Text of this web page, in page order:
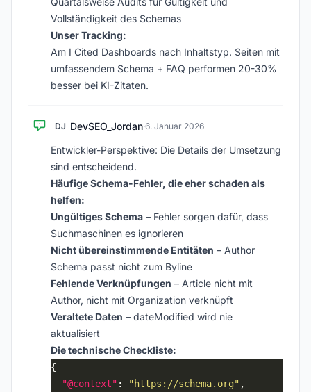
Vollständigkeit des Schemas
Unser Tracking:
Am I Cited Dashboards nach Inhaltstyp. Seiten mit
umfassendem Schema + FAQ performen 20-30%
besser bei KI-Zitaten.
DJ DevSEO_Jordan·6. Januar 2026
Entwickler-Perspektive: Die Details der Umsetzung
sind entscheidend.
Häufige Schema-Fehler, die eher schaden als
helfen:
Ungültiges Schema – Fehler sorgen dafür, dass
Suchmaschinen es ignorieren
Nicht übereinstimmende Entitäten – Author
Schema passt nicht zum Byline
Fehlende Verknüpfungen – Article nicht mit
Author, nicht mit Organization verknüpft
Veraltete Daten – dateModified wird nie
aktualisiert
Die technische Checkliste:
"@context" : "https://schema.org"